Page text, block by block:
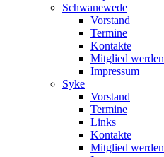
Schwanewede
Vorstand
Termine
Kontakte
Mitglied werden
Impressum
Syke
Vorstand
Termine
Links
Kontakte
Mitglied werden